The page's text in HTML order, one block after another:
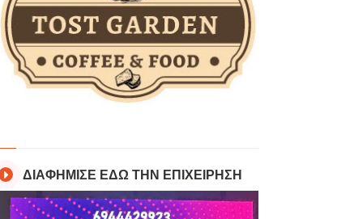
ΔΙΑΦΗΜΙΣΕ ΕΔΩ ΤΗΝ ΕΠΙΧΕΙΡΗΣΗ